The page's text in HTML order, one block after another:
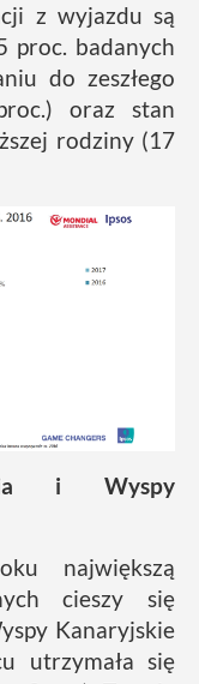
z wyjazdu są
proc. badanych
do zeszłego
oraz stan
rodziny (17
i Wyspy
największą
cieszy się
Kanaryjskie
utrzymała się